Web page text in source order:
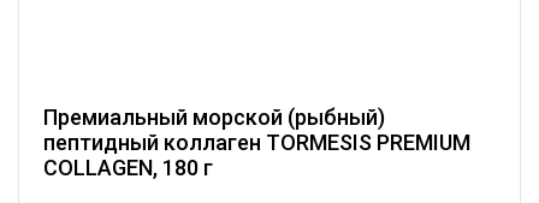
Премиальный морской (рыбный)
пептидный коллаген TORMESIS PREMIUM
COLLAGEN, 180 г